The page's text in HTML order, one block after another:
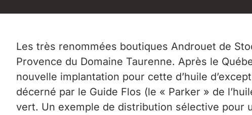
Les très renommées boutiques Androuet de
Provence du Domaine Taurenne. Après le
nouvelle implantation pour cette d’huile
décerné par le Guide Flos (le « Parker » de
vert. Un exemple de distribution sélective pour